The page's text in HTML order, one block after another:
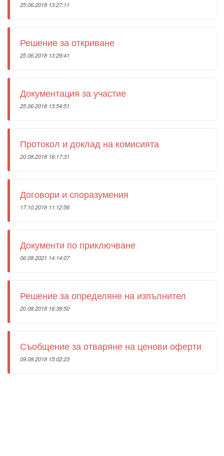
25.06.2018 13:27:11
Решение за откриване
25.06.2018 13:29:41
Документация за участие
25.06.2018 13:54:51
Протокол и доклад на комисията
20.08.2018 16:17:31
Договори и споразумения
17.10.2018 11:12:56
Документи по приключване
06.08.2021 14:14:07
Решение за определяне на изпълнител
20.08.2018 16:38:50
Съобщение за отваряне на ценови оферти
09.08.2018 15:02:23